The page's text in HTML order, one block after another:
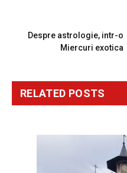
Despre astrologie, intr-o
Miercuri exotica
RELATED POSTS